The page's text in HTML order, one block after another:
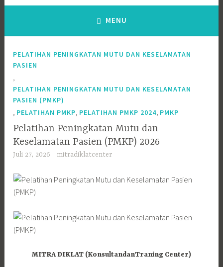
MENU
PELATIHAN PENINGKATAN MUTU DAN KESELAMATAN
PASIEN
,
PELATIHAN PENINGKATAN MUTU DAN KESELAMATAN
PASIEN (PMKP)
, PELATIHAN PMKP, PELATIHAN PMKP 2024, PMKP
Pelatihan Peningkatan Mutu dan
Keselamatan Pasien (PMKP) 2026
Juli 27, 2026 mitradiklatcenter
MITRA DIKLAT (KonsultandanTraning Center)